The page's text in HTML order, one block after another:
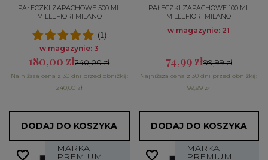
PAŁECZKI ZAPACHOWE 500 ML
MILLEFIORI MILANO
(1)
w magazynie: 3
180,00 zł240,00 zł
Najniższa cena z 30 dni przed obniżką:
240,00 zł
DODAJ DO KOSZYKA
PAŁECZKI ZAPACHOWE 100 ML
MILLEFIORI MILANO
w magazynie: 21
74,99 zł99,99 zł
Najniższa cena z 30 dni przed obniżką:
99,99 zł
DODAJ DO KOSZYKA
MARKA
PREMIUM
favorite_border
favorite_border MARKA
PREMIUM
favorite_border
favorite_border